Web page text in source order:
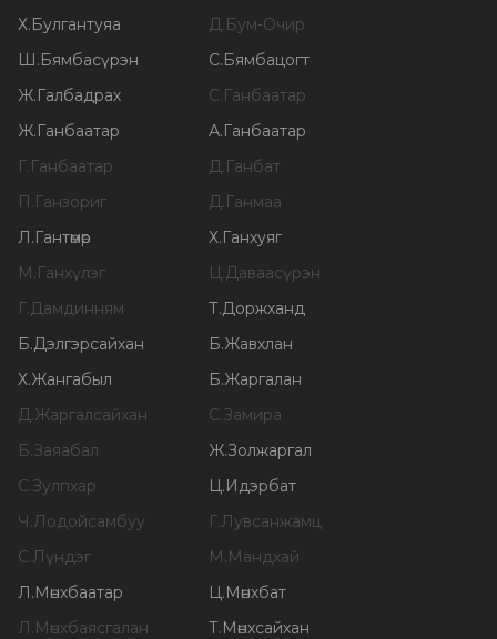
Х.Булгантуяа Д.Бум-Очир
Ш.Бямбасүрэн С.Бямбацогт
Ж.Галбадрах С.Ганбаатар
Ж.Ганбаатар А.Ганбаатар
Г.Ганбаатар Д.Ганбат
П.Ганзориг Д.Ганмаа
Л.Гантөмөр Х.Ганхуяг
М.Ганхүлэг Ц.Даваасүрэн
Г.Дамдинням Т.Доржханд
Б.Дэлгэрсайхан Б.Жавхлан
Х.Жангабыл Б.Жаргалан
Д.Жаргалсайхан С.Замира
Б.Заяабал Ж.Золжаргал
С.Зулпхар Ц.Идэрбат
Ч.Лодойсамбуу Г.Лувсанжамц
С.Лүндэг М.Мандхай
Л.Мөнхбаатар Ц.Мөнхбат
Л.Мөнхбаясгалан Т.Мөнхсайхан